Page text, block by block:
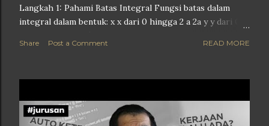
Langkah 1: Pahami Batas Integral Fungsi batas dalam
integral dalam bentuk: x x dari 0 hingga 2 a 2a y y dari 0
batas atas untuk y y adalah 2 a x − x 2 \sqrt{2ax - x^2} ,
2 a x − x 2 ⇒ x 2 − 2 a x + y 2 = 0 ⇒ ( x − a ) 2 + y 2 = a 2 y^2
\Rightarrow (x - a)^2 + y^2 = a^2 Ini adalah persamaan
lingkaran berjari-jari a a , berpusat di ( a , 0 ) (a, 0) . Tapi
Share Post a Comment READ MORE